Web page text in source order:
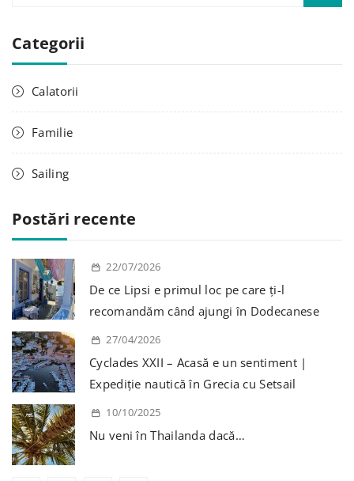
t
ă
d
p
:
Categorii
Calatorii
Familie
Sailing
Postări recente
22/07/2026
De ce Lipsi e primul loc pe care ți-l
recomandăm când ajungi în Dodecanese
27/04/2026
Cyclades XXII – Acasă e un sentiment |
Expediție nautică în Grecia cu Setsail
10/10/2025
Nu veni în Thailanda dacă…